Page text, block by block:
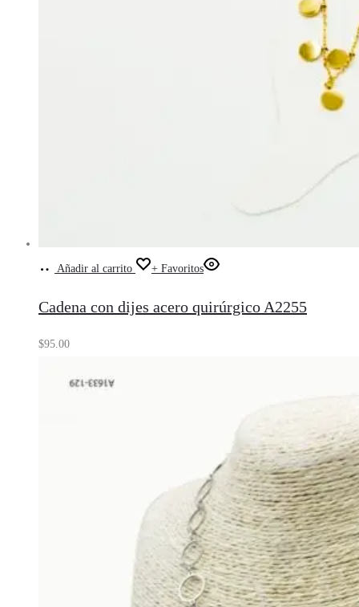
Añadir al carrito + Favoritos
Cadena con dijes acero quirúrgico A2255
$95.00